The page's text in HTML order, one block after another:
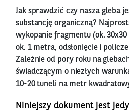
Jak sprawdzić czy nasza gleba
substancję organiczną?
wykopanie fragmentu (ok. 30x30
ok. 1 metra, odsłonięcie i
Zależnie od pory roku na
świadczącym o niezłych
10-20 tuneli na metr
Niniejszy dokument jest